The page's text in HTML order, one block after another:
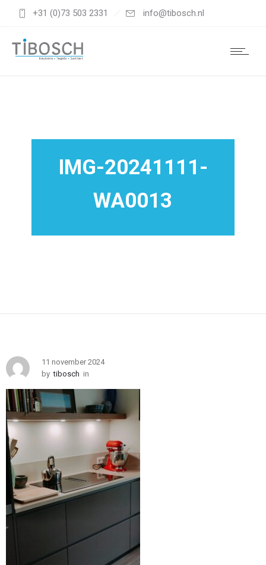
+31 (0)73 503 2331 info@tibosch.nl
IMG-20241111-
WA0013
11 november 2024
by tibosch in